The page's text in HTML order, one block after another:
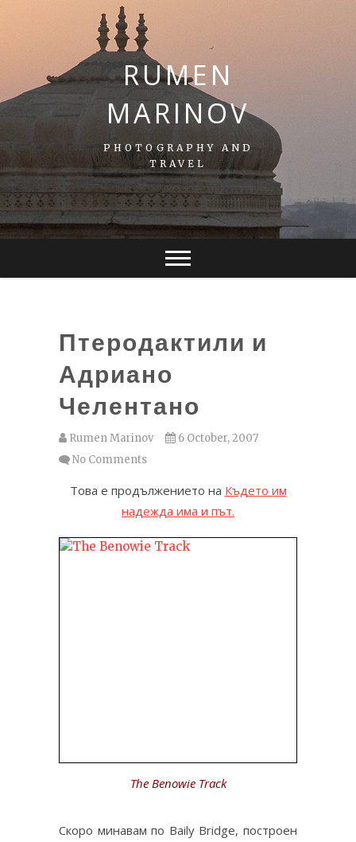
c
e
n
t
RUMEN
MARINOV
PHOTOGRAPHY AND
TRAVEL
Птеродактили и
Адриано
Челентано
Rumen Marinov
6 October, 2007
No Comments
Това е продължението на Където им
надежда има и път.
The Benowie Track
Скоро минавам по Baily Bridge, построен